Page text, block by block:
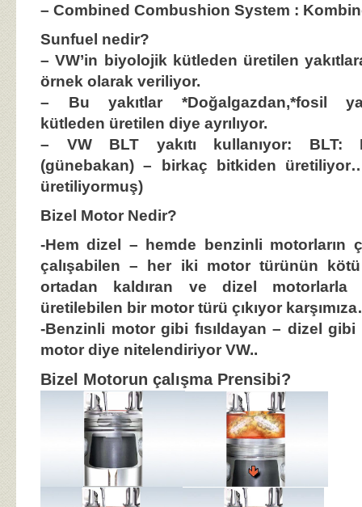
– Combined Combushion System :
Sunfuel nedir?
– VW’in biyolojik kütleden üretilen
örnek olarak veriliyor.
– Bu yakıtlar *Doğalgazdan,*fosil
kütleden üretilen diye ayrılıyor.
– VW BLT yakıtı kullanıyor: BLT:
(günebakan) – birkaç bitkiden
üretiliyormuş)
Bizel Motor Nedir?
-Hem dizel – hemde benzinli motorların
çalışabilen – her iki motor türünün
ortadan kaldıran ve dizel motorlarla
üretilebilen bir motor türü çıkıyor
-Benzinli motor gibi fısıldayan – dizel gibi
motor diye nitelendiriyor VW..
Bizel Motorun çalışma Prensibi?